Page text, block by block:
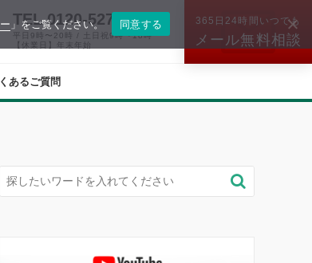
TEL.0120-527-574
平日9時〜20時 / 土日祝9時〜18時
【休業日】年末年始
365日24時間いつでも
メール無料相談
あるご質問
」をご覧ください。 同意する